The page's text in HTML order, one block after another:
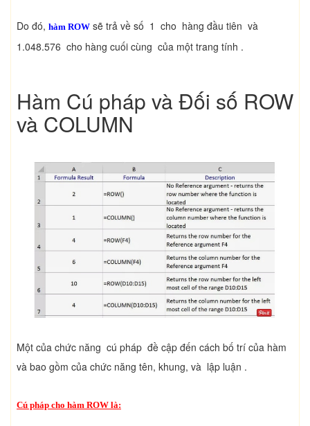
Do đó, hàm ROW sẽ trả về số 1 cho hàng đầu tiên và
1.048.576 cho hàng cuối cùng của một trang tính .
Hàm Cú pháp và Đối số ROW
và COLUMN
Một của chức năng cú pháp đề cập đến cách bố trí của hàm
và bao gồm của chức năng tên, khung, và lập luận .
Cú pháp cho hàm ROW là: